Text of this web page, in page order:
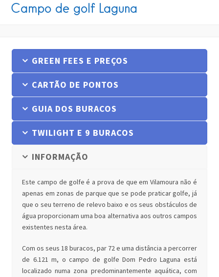
Campo de golf Laguna
GREEN FEES E PREÇOS
CARTÃO DE PONTOS
GUIA DOS BURACOS
TWILIGHT E 9 BURACOS
INFORMAÇÃO
Este campo de golfe é a prova de que em Vilamoura não é
apenas em zonas de parque que se pode praticar golfe, já
que o seu terreno de relevo baixo e os seus obstáculos de
água proporcionam uma boa alternativa aos outros campos
existentes nesta área.
Com os seus 18 buracos, par 72 e uma distância a percorrer
de 6.121 m, o campo de golfe Dom Pedro Laguna está
localizado numa zona predominantemente aquática, com